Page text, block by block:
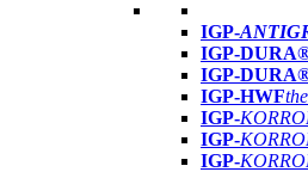
IGP-
IGP-
IGP-
IGP-HWF
IGP-
IGP-
IGP-